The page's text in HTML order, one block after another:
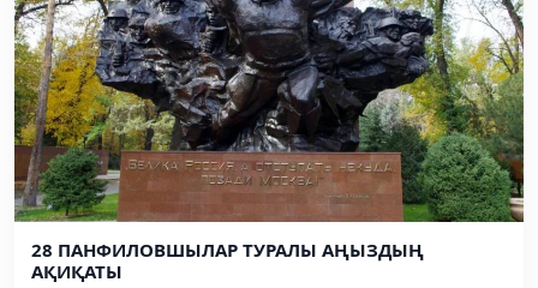
28 ПАНФИЛОВШЫЛАР ТУРАЛЫ АҢЫЗДЫҢ
АҚИҚАТЫ